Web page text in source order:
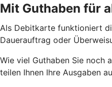
Mit Guthaben für
Als Debitkarte funktioniert
Dauerauftrag oder
Wie viel Guthaben Sie noch
teilen Ihnen Ihre Ausgaben